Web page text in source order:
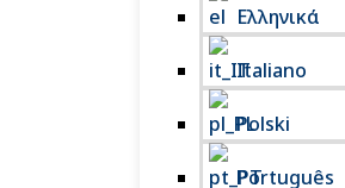
Ελληνικά
Italiano
Polski
Português